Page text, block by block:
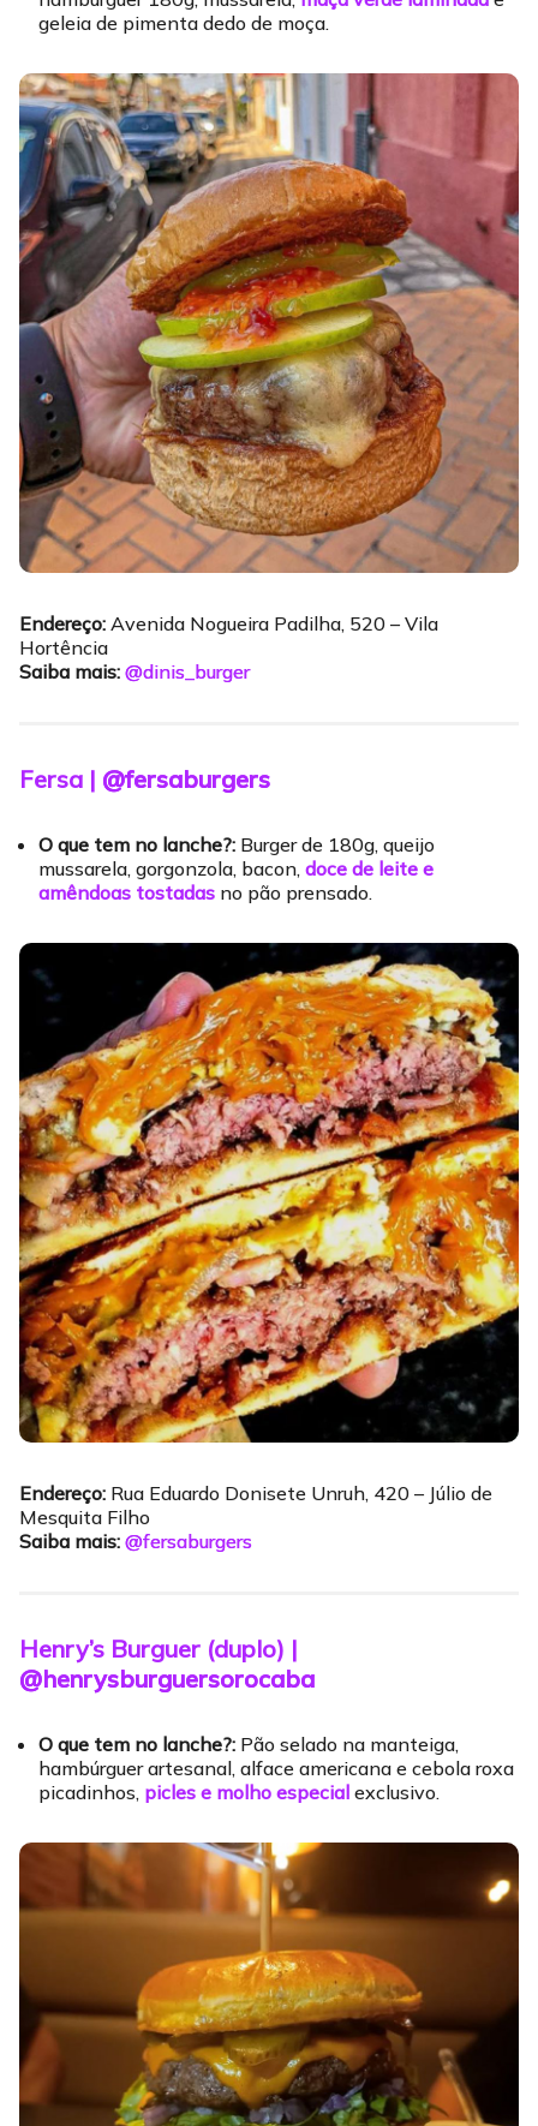
geleia de pimenta dedo de moça.
Endereço: Avenida Nogueira Padilha, 520 – Vila
Hortência
Saiba mais: @dinis_burger
Fersa | @fersaburgers
O que tem no lanche?: Burger de 180g, queijo
mussarela, gorgonzola, bacon, doce de leite e
amêndoas tostadas no pão prensado.
Endereço: Rua Eduardo Donisete Unruh, 420 – Júlio de
Mesquita Filho
Saiba mais: @fersaburgers
Henry’s Burguer (duplo) |
@henrysburguersorocaba
O que tem no lanche?: Pão selado na manteiga,
hambúrguer artesanal, alface americana e cebola roxa
picadinhos, picles e molho especial exclusivo.